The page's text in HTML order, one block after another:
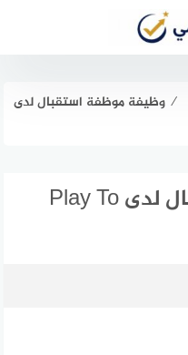
⁄ وظيفة موظفة استقبال لدى
وظيفة موظفة استقبال لدى Play To